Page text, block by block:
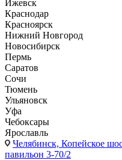
Ижевск
Краснодар
Красноярск
Нижний Новгород
Новосибирск
Пермь
Саратов
Сочи
Тюмень
Ульяновск
Уфа
Чебоксары
Ярославль
Челябинск, Копейское
павильон 3-70/2